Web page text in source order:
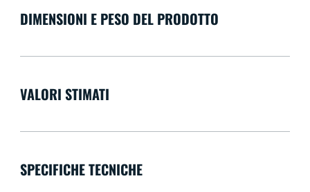
DIMENSIONI E PESO DEL PRODOTTO
VALORI STIMATI
SPECIFICHE TECNICHE